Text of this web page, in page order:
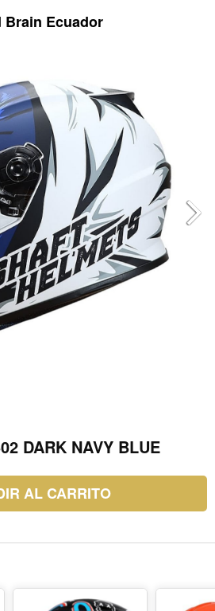
Brain Ecuador
DARK NAVY BLUE
AL CARRITO